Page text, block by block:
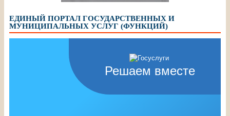
ЕДИНЫЙ ПОРТАЛ ГОСУДАРСТВЕННЫХ И
МУНИЦИПАЛЬНЫХ УСЛУГ (ФУНКЦИЙ)
Решаем вместе